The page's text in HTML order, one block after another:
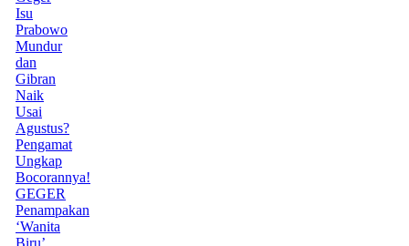
Isu
Prabowo
Mundur
dan
Gibran
Naik
Usai
Agustus?
Pengamat
Ungkap
Bocorannya!
GEGER
Penampakan
‘Wanita
Biru’